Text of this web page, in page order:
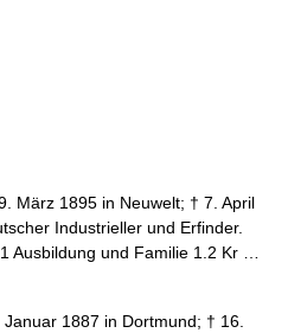
März 1895 in Neuwelt; † 7. April
Industrieller und Erfinder.
Ausbildung und Familie 1.2 Kr …
1887 in Dortmund; † 16.